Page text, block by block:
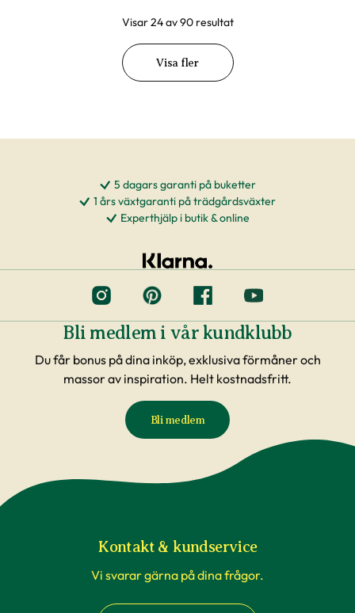
Visar 24 av 90 resultat
Visa fler
5 dagars garanti på buketter
1 års växtgaranti på trädgårdsväxter
Experthjälp i butik & online
Bli medlem i vår kundklubb
Du får bonus på dina inköp, exklusiva förmåner och
massor av inspiration. Helt kostnadsfritt.
Bli medlem
Kontakt & kundservice
Vi svarar gärna på dina frågor.